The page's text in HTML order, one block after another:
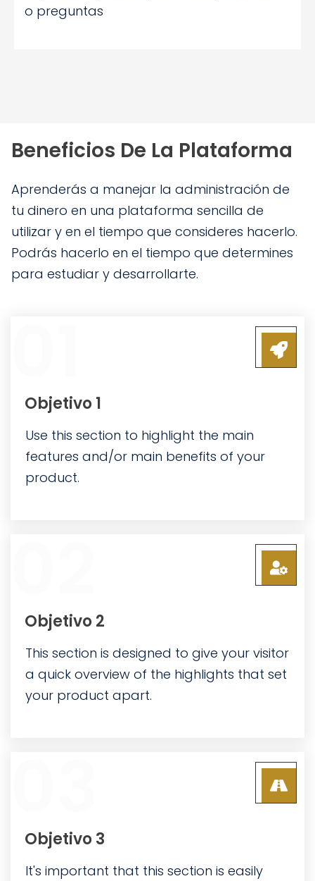
o preguntas
Beneficios De La Plataforma
Aprenderás a manejar la administración de
tu dinero en una plataforma sencilla de
utilizar y en el tiempo que consideres hacerlo.
Podrás hacerlo en el tiempo que determines
para estudiar y desarrollarte.
Objetivo 1
Use this section to highlight the main
features and/or main benefits of your
product.
Objetivo 2
This section is designed to give your visitor
a quick overview of the highlights that set
your product apart.
Objetivo 3
It's important that this section is easily